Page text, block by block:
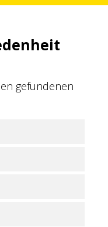
gefundenen